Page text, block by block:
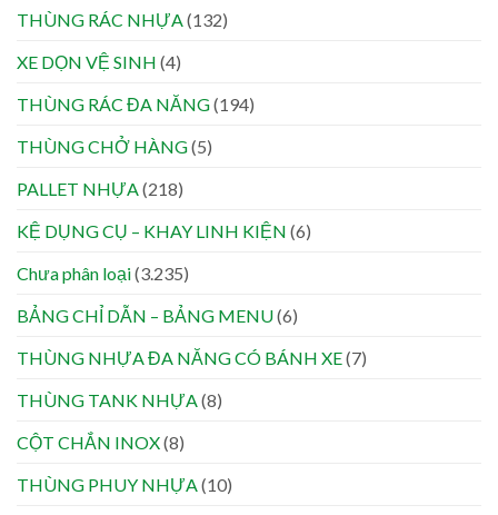
THÙNG RÁC NHỰA(132)
XE DỌN VỆ SINH (4)
THÙNG RÁC ĐA NĂNG(194)
THÙNG CHỞ HÀNG(5)
PALLET NHỰA(218)
KỆ DỤNG CỤ – KHAY LINH KIỆN (6)
Chưa phân loại(3.235)
BẢNG CHỈ DẪN – BẢNG MENU(6)
THÙNG NHỰA ĐA NĂNG CÓ BÁNH XE(7)
THÙNG TANK NHỰA(8)
CỘT CHẮN INOX(8)
THÙNG PHUY NHỰA(10)